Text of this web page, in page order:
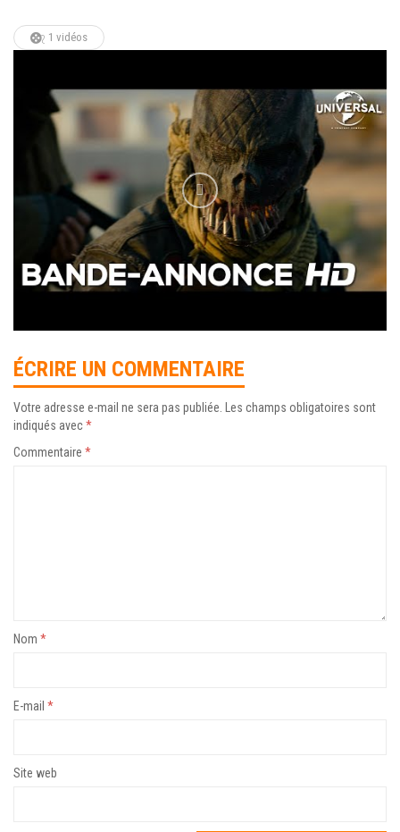
1 vidéos
ÉCRIRE UN COMMENTAIRE
Votre adresse e-mail ne sera pas publiée.
Les champs obligatoires sont
indiqués avec*
Commentaire *
Nom *
E-mail *
Site web